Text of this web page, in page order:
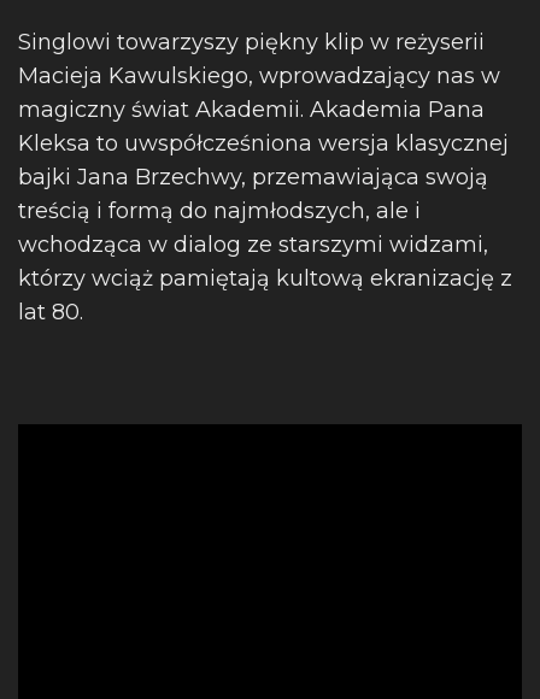
Singlowi towarzyszy piękny klip w reżyserii
Macieja Kawulskiego, wprowadzający nas w
magiczny świat Akademii. Akademia Pana
Kleksa to uwspółcześniona wersja klasycznej
bajki Jana Brzechwy, przemawiająca swoją
treścią i formą do najmłodszych, ale i
wchodząca w dialog ze starszymi widzami,
którzy wciąż pamiętają kultową ekranizację z
lat 80.